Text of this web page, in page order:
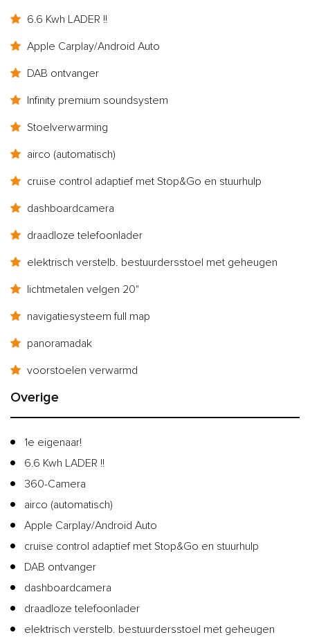
6.6 Kwh LADER !!
Apple Carplay/Android Auto
DAB ontvanger
Infinity premium soundsystem
Stoelverwarming
airco (automatisch)
cruise control adaptief met Stop&Go en stuurhulp
dashboardcamera
draadloze telefoonlader
elektrisch verstelb. bestuurdersstoel met geheugen
lichtmetalen velgen 20"
navigatiesysteem full map
panoramadak
voorstoelen verwarmd
Overige
1e eigenaar!
6.6 Kwh LADER !!
360-Camera
airco (automatisch)
Apple Carplay/Android Auto
cruise control adaptief met Stop&Go en stuurhulp
DAB ontvanger
dashboardcamera
draadloze telefoonlader
elektrisch verstelb. bestuurdersstoel met geheugen